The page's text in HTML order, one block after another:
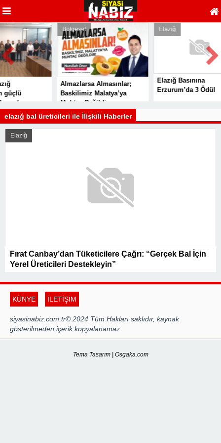
Bölgesel
Almazlarsa Almasınlar;
Baskilimiz Malatya’ya
Muhtaç Değildir
Elazığ
Elazığ Basınına
Erzurum’da 3 Ödül
elazığ bal üreticileri ile İlişkili Haberler
Elazığ
Fırat Canbay’dan Tüketicilere Çağrı: “Gerçek Bal İçin
Yerel Üreticileri Destekleyin”
KÜNYE İLETİŞİM
siyasinabiz.com.tr© 2024 Tüm Hakları saklıdır, kaynak
gösterilmeden içerik kopyalanamaz.
Tema Tasarım | Osgaka.com